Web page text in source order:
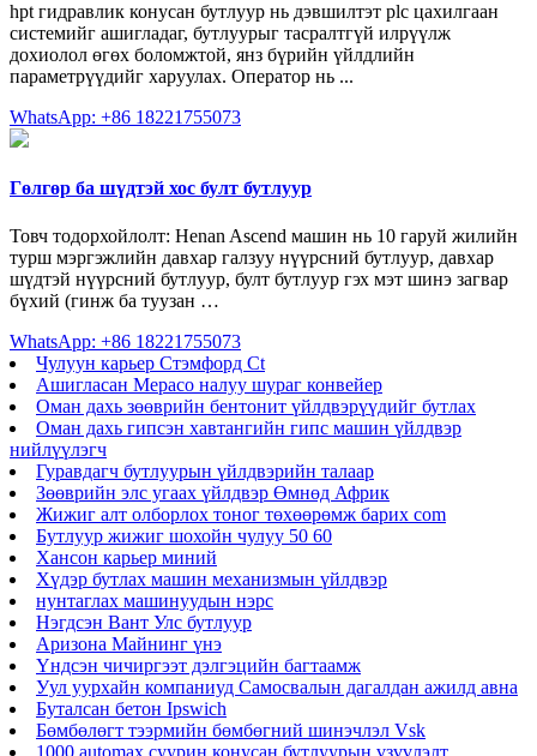
hpt гидравлик конусан бутлуур нь дэвшилтэт plc цахилгаан
системийг ашигладаг, бутлуурыг тасралтгүй илрүүлж
дохиолол өгөх боломжтой, янз бүрийн үйлдлийн
параметрүүдийг харуулах. Оператор нь ...
WhatsApp: +86 18221755073
Гөлгөр ба шүдтэй хос булт бутлуур
Товч тодорхойлолт: Henan Ascend машин нь 10 гаруй жилийн
турш мэргэжлийн давхар галзуу нүүрсний бутлуур, давхар
шүдтэй нүүрсний бутлуур, булт бутлуур гэх мэт шинэ загвар
бүхий (гинж ба туузан …
WhatsApp: +86 18221755073
Чулуун карьер Стэмфорд Ct
Ашигласан Mepaco налуу шураг конвейер
Оман дахь зөөврийн бентонит үйлдвэрүүдийг бутлах
Оман дахь гипсэн хавтангийн гипс машин үйлдвэр
нийлүүлэгч
Гуравдагч бутлуурын үйлдвэрийн талаар
Зөөврийн элс угаах үйлдвэр Өмнөд Африк
Жижиг алт олборлох тоног төхөөрөмж барих com
Бутлуур жижиг шохойн чулуу 50 60
Хансон карьер миний
Хүдэр бутлах машин механизмын үйлдвэр
нунтаглах машинуудын нэрс
Нэгдсэн Вант Улс бутлуур
Аризона Майнинг үнэ
Үндсэн чичиргээт дэлгэцийн багтаамж
Уул уурхайн компаниуд Самосвалын дагалдан ажилд авна
Буталсан бетон Ipswich
Бөмбөлөгт тээрмийн бөмбөгний шинэчлэл Vsk
1000 automax суурин конусан бутлуурын үзүүлэлт